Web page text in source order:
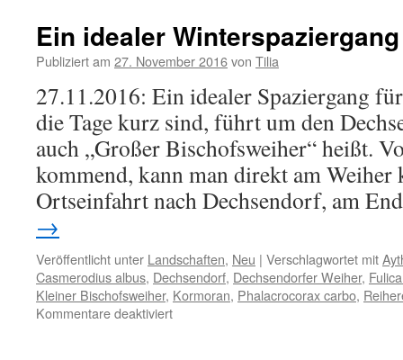
Ein idealer Winterspaziergang
Publiziert am 27. November 2016von Tilia
27.11.2016: Ein idealer Spaziergang
die Tage kurz sind, führt um den
auch „Großer Bischofsweiher“ heißt.
kommend, kann man direkt am Weiher
Ortseinfahrt nach Dechsendorf, am
→
Veröffentlicht unter Landschaften, Neu | Verschlagwortet mit
Casmerodius albus, Dechsendorf, Dechsendorfer Weiher,
Kleiner Bischofsweiher, Kormoran, Phalacrocorax carbo,
Kommentare deaktiviertfür